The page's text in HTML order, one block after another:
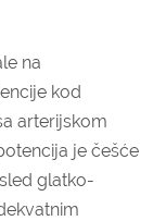
na
kod
arterijskom
je češće
glatko-